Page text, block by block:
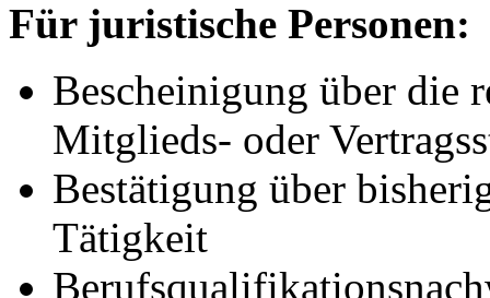
Für juristische Personen:
Bescheinigung über die
Mitglieds- oder
Bestätigung über
Tätigkeit